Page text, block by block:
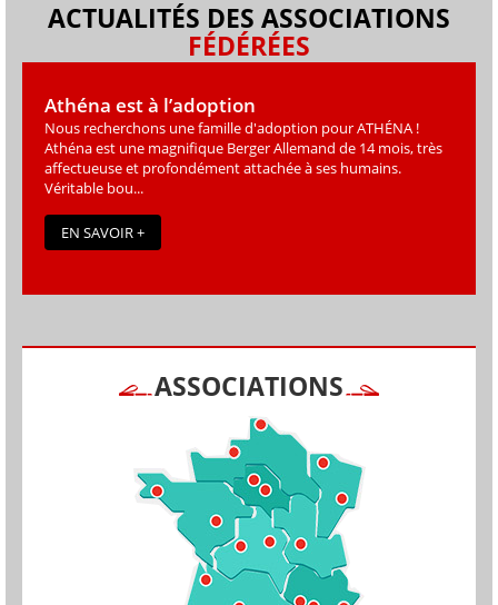
ACTUALITÉS DES ASSOCIATIONS
FÉDÉRÉES
Athéna est à l’adoption
Nous recherchons une famille d'adoption pour ATHÉNA !
Athéna est une magniﬁque Berger Allemand de 14 mois, très
affectueuse et profondément attachée à ses humains.
Véritable bou...
EN SAVOIR +
ASSOCIATIONS